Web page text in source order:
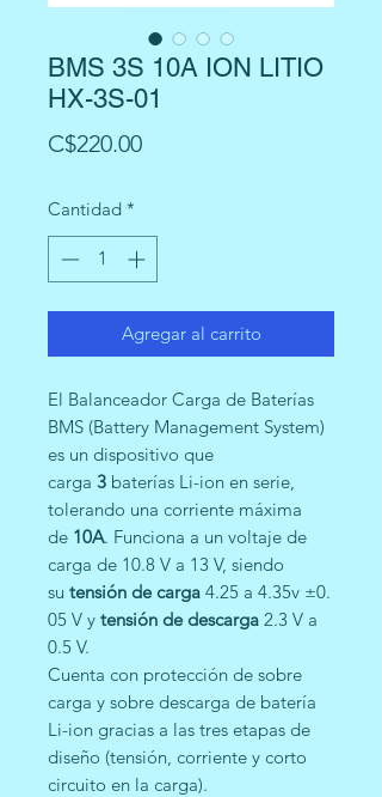
BMS 3S 10A ION LITIO
HX-3S-01
C$220.00Precio
Cantidad *
Agregar al carrito
El Balanceador Carga de Baterías
BMS (Battery Management System)
es un dispositivo que
carga 3 baterías Li-ion en serie,
tolerando una corriente máxima
de 10A. Funciona a un voltaje de
carga de 10.8 V a 13 V, siendo
su tensión de carga 4.25 a 4.35v ±0.
05 V y tensión de descarga 2.3 V a
0.5 V.
Cuenta con protección de sobre
carga y sobre descarga de batería
Li-ion gracias a las tres etapas de
diseño (tensión, corriente y corto
circuito en la carga).